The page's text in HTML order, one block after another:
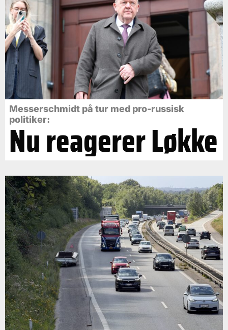
Messerschmidt på tur med pro-russisk
politiker:
Nu reagerer Løkke